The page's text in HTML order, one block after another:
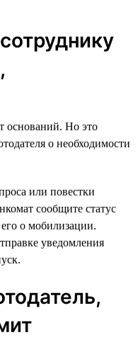
оснований. Но это
о необходимости
или повестки
сообщите статус
о мобилизации.
уведомления